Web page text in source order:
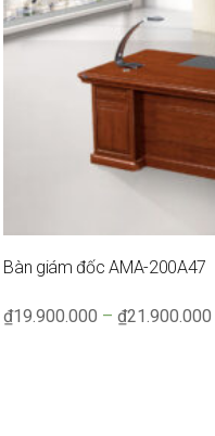
Bàn giám đốc AMA-200A47
19.900.000
₫ – 21.900.000
₫